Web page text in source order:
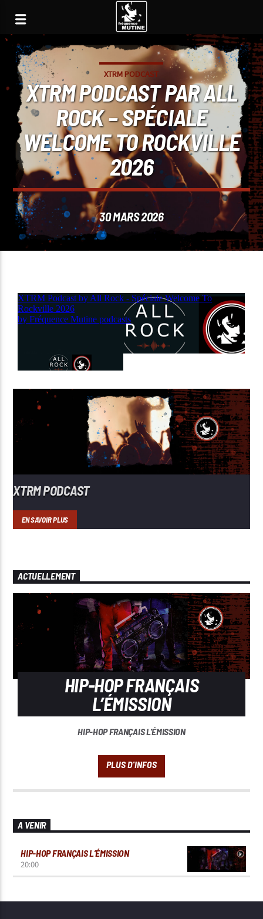
XTRM PODCAST
XTRM PODCAST PAR ALL
ROCK – SPÉCIALE
WELCOME TO ROCKVILLE
2026
30 MARS 2026
XTRM PODCAST
EN SAVOIR PLUS
ACTUELLEMENT
HIP-HOP FRANÇAIS
L’ÉMISSION
HIP-HOP FRANÇAIS L'ÉMISSION
A VENIR
HIP-HOP FRANÇAIS L’ÉMISSION
20:00